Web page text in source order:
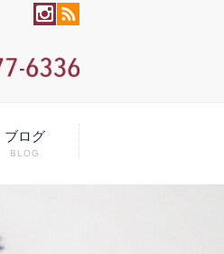
ブログ
BLOG